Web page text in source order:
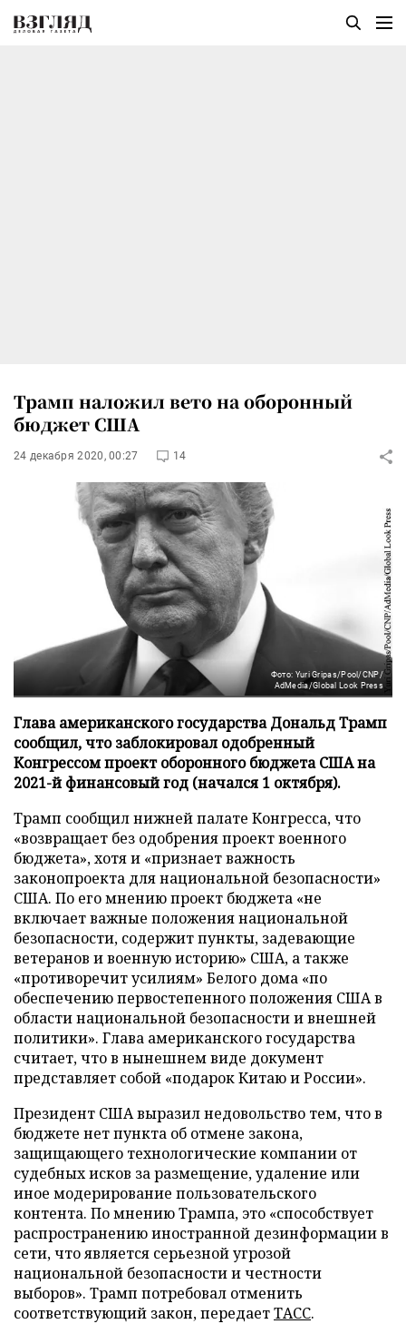
Трамп наложил вето на оборонный
бюджет США
24 декабря 2020, 00:27 14
Фото: Yuri Gripas/Pool/CNP/
AdMedia/Global Look Press
Глава американского государства Дональд Трамп
сообщил, что заблокировал одобренный
Конгрессом проект оборонного бюджета США на
2021-й финансовый год (начался 1 октября).
Трамп сообщил нижней палате Конгресса, что
«возвращает без одобрения проект военного
бюджета», хотя и «признает важность
законопроекта для национальной безопасности»
США. По его мнению проект бюджета «не
включает важные положения национальной
безопасности, содержит пункты, задевающие
ветеранов и военную историю» США, а также
«противоречит усилиям» Белого дома «по
обеспечению первостепенного положения США в
области национальной безопасности и внешней
политики». Глава американского государства
считает, что в нынешнем виде документ
представляет собой «подарок Китаю и России».
Президент США выразил недовольство тем, что в
бюджете нет пункта об отмене закона,
защищающего технологические компании от
судебных исков за размещение, удаление или
иное модерирование пользовательского
контента. По мнению Трампа, это «способствует
распространению иностранной дезинформации в
сети, что является серьезной угрозой
национальной безопасности и честности
выборов». Трамп потребовал отменить
соответствующий закон, передаетТАСС.